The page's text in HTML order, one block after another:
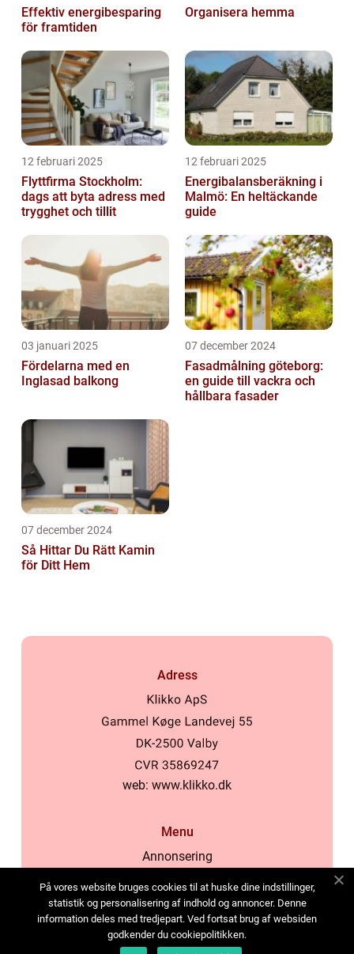
Effektiv energibesparing
för framtiden
Organisera hemma
12 februari 2025
Flyttfirma Stockholm:
dags att byta adress med
trygghet och tillit
12 februari 2025
Energibalansberäkning i
Malmö: En heltäckande
guide
03 januari 2025
Fördelarna med en
Inglasad balkong
07 december 2024
Fasadmålning göteborg:
en guide till vackra och
hållbara fasader
07 december 2024
Så Hittar Du Rätt Kamin
för Ditt Hem
Adress
web: www.klikko.dk
Menu
Annonsering
Cookies
Kontakta oss
Sitemap
På vores website bruges cookies til at huske dine indstillinger,
statistik og personalisering af indhold og annoncer. Denne
information deles med tredjepart. Ved fortsat brug af websiden
godkender du cookiepolitikken.